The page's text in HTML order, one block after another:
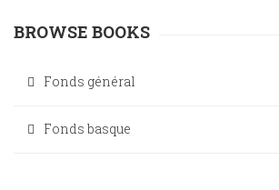
BROWSE BOOKS
Fonds général
Fonds basque